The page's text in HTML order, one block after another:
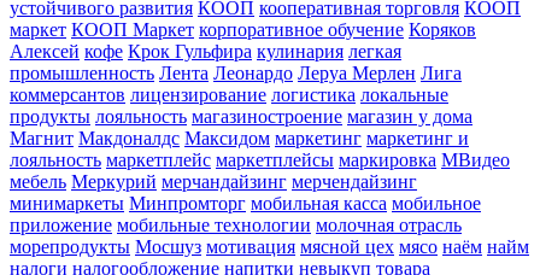
устойчивого развития КООП кооперативная торговля КООП
маркет КООП Маркет корпоративное обучение Коряков
Алексей кофе Крок Гульфира кулинария легкая
промышленность Лента Леонардо Леруа Мерлен Лига
коммерсантов лицензирование логистика локальные
продукты лояльность магазиностроение магазин у дома
Магнит Макдоналдс Максидом маркетинг маркетинг и
лояльность маркетплейс маркетплейсы маркировка МВидео
мебель Меркурий мерчандайзинг мерчендайзинг
минимаркеты Минпромторг мобильная касса мобильное
приложение мобильные технологии молочная отрасль
морепродукты Мосшуз мотивация мясной цех мясо наём найм
налоги налогообложение напитки невыкуп товара